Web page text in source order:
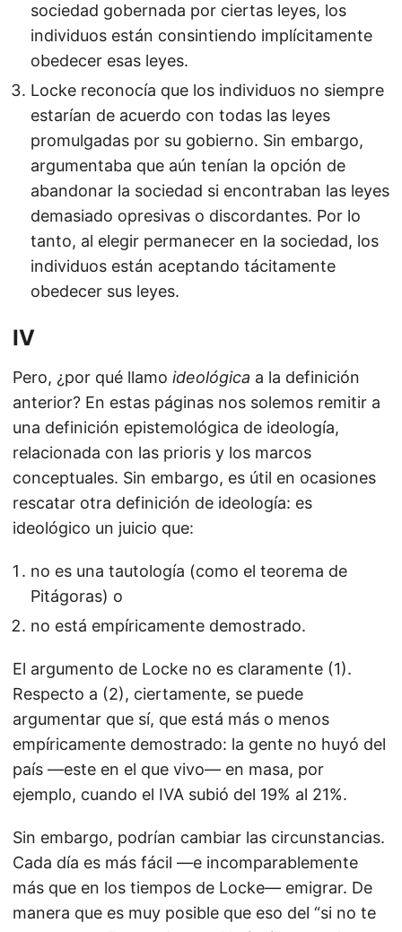
sociedad gobernada por ciertas leyes, los
individuos están consintiendo implícitamente
obedecer esas leyes.
Locke reconocía que los individuos no siempre
estarían de acuerdo con todas las leyes
promulgadas por su gobierno. Sin embargo,
argumentaba que aún tenían la opción de
abandonar la sociedad si encontraban las leyes
demasiado opresivas o discordantes. Por lo
tanto, al elegir permanecer en la sociedad, los
individuos están aceptando tácitamente
obedecer sus leyes.
IV
Pero, ¿por qué llamo ideológica a la definición
anterior? En estas páginas nos solemos remitir a
una definición epistemológica de ideología,
relacionada con las prioris y los marcos
conceptuales. Sin embargo, es útil en ocasiones
rescatar otra definición de ideología: es
ideológico un juicio que:
no es una tautología (como el teorema de
Pitágoras) o
no está empíricamente demostrado.
El argumento de Locke no es claramente (1).
Respecto a (2), ciertamente, se puede
argumentar que sí, que está más o menos
empíricamente demostrado: la gente no huyó del
país —este en el que vivo— en masa, por
ejemplo, cuando el IVA subió del 19% al 21%.
Sin embargo, podrían cambiar las circunstancias.
Cada día es más fácil —e incomparablemente
más que en los tiempos de Locke— emigrar. De
manera que es muy posible que eso del “si no te